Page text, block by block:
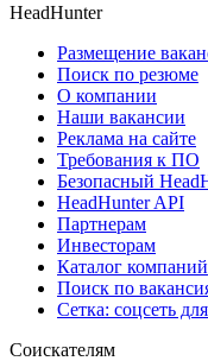
HeadHunter
Размещение
Поиск по резюме
О компании
Наши вакансии
Реклама на сайте
Требования к ПО
Безопасный
HeadHunter API
Партнерам
Инвесторам
Каталог компаний
Поиск по
Сетка: соцсеть
Соискателям